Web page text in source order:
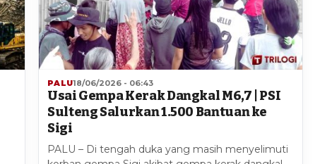
PALU18/06/2026 - 06:43
Usai Gempa Kerak Dangkal M6,7 | PSI
Sulteng Salurkan 1.500 Bantuan ke
Sigi
PALU – Di tengah duka yang masih menyelimuti